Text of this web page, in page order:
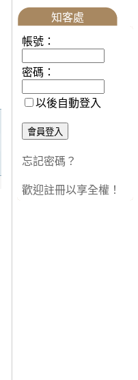
知客處
帳號：
密碼：
以後自動登入
忘記密碼？
歡迎註冊以享全權！